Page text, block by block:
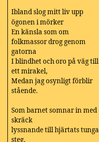
Ibland slog mitt liv upp
ögonen i mörker
En känsla som om
folkmassor drog genom
gatorna
I blindhet och oro på väg till
ett mirakel,
Medan jag osynligt förblir
stående.
Som barnet somnar in med
skräck
lyssnande till hjärtats tunga
steg.